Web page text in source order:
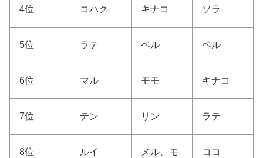
4位 コハク キナコ ソラ
5位 ラテ ベル ベル
6位 マル モモ キナコ
7位 テン リン ラテ
8位 ルイ
メル、モ
ココ